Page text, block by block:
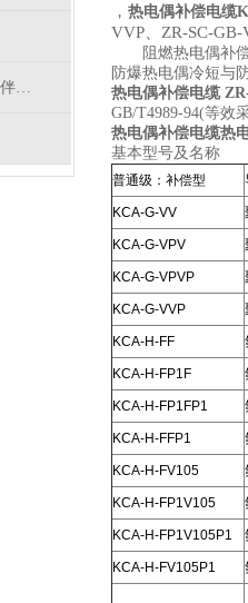
如何正确安装使用自控温电伴热带？
， 热电偶补偿电缆
VVP、ZR-SC-
阻燃热电偶补偿
防爆热电偶冷短与
热电偶补偿电缆
GB/T4989-94(等效
热电偶补偿电缆热
基本型号及名称
普通级：补偿型
KCA-G-VV
KCA-G-VPV
KCA-G-VPVP
KCA-G-VVP
KCA-H-FF
KCA-H-FP1F
KCA-H-FP1FP1
KCA-H-FFP1
KCA-H-FV105
KCA-H-FP1V105
KCA-H-FP1V105P1
KCA-H-FV105P1